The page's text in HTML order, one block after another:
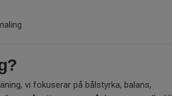
vi fokuserar på bålstyrka, balans,